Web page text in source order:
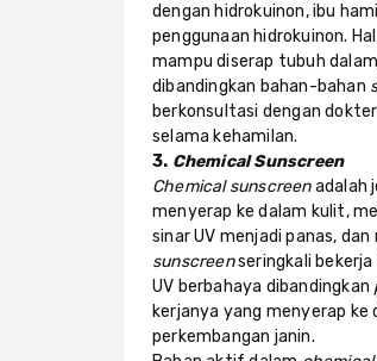
dengan hidrokuinon, ibu
penggunaan hidrokuinon.
mampu diserap tubuh
dibandingkan bahan-bahan
berkonsultasi dengan
selama kehamilan.
3. Chemical Sunscreen
Chemical sunscreenadalah
menyerap ke dalam kulit,
sinar UV menjadi panas,
sunscreenseringkali
UV berbahaya dibandingkan
kerjanya yang menyerap
perkembangan janin.